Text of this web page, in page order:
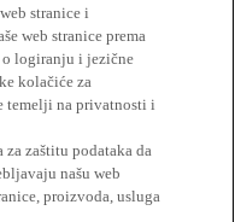
stranice i
web stranice prema
o logiranju i jezične
kolačiće za
temelji na privatnosti i
zaštitu podataka da
našu web
proizvoda, usluga